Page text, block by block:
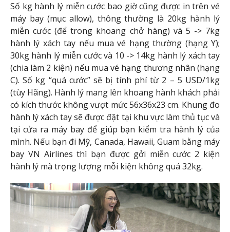
Số kg hành lý miễn cước bao giờ cũng được in trên vé
máy bay (mục allow), thông thường là 20kg hành lý
miễn cước (để trong khoang chở hàng) và 5 -> 7kg
hành lý xách tay nếu mua vé hạng thường (hạng Y);
30kg hành lý miễn cước và 10 -> 14kg hành lý xách tay
(chia làm 2 kiện) nếu mua vé hạng thương nhân (hạng
C). Số kg “quá cước” sẽ bị tính phí từ 2 – 5 USD/1kg
(tùy Hãng). Hành lý mang lên khoang hành khách phải
có kích thước không vượt mức 56x36x23 cm. Khung đo
hành lý xách tay sẽ được đặt tại khu vực làm thủ tục và
tại cửa ra máy bay để giúp bạn kiểm tra hành lý của
mình. Nếu bạn đi Mỹ, Canada, Hawaii, Guam bằng máy
bay VN Airlines thì bạn được gởi miễn cước 2 kiện
hành lý mà trọng lượng mỗi kiện không quá 32kg.